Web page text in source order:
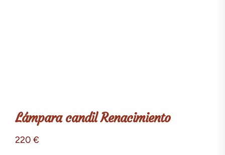
Lámpara candil Renacimiento
220 €